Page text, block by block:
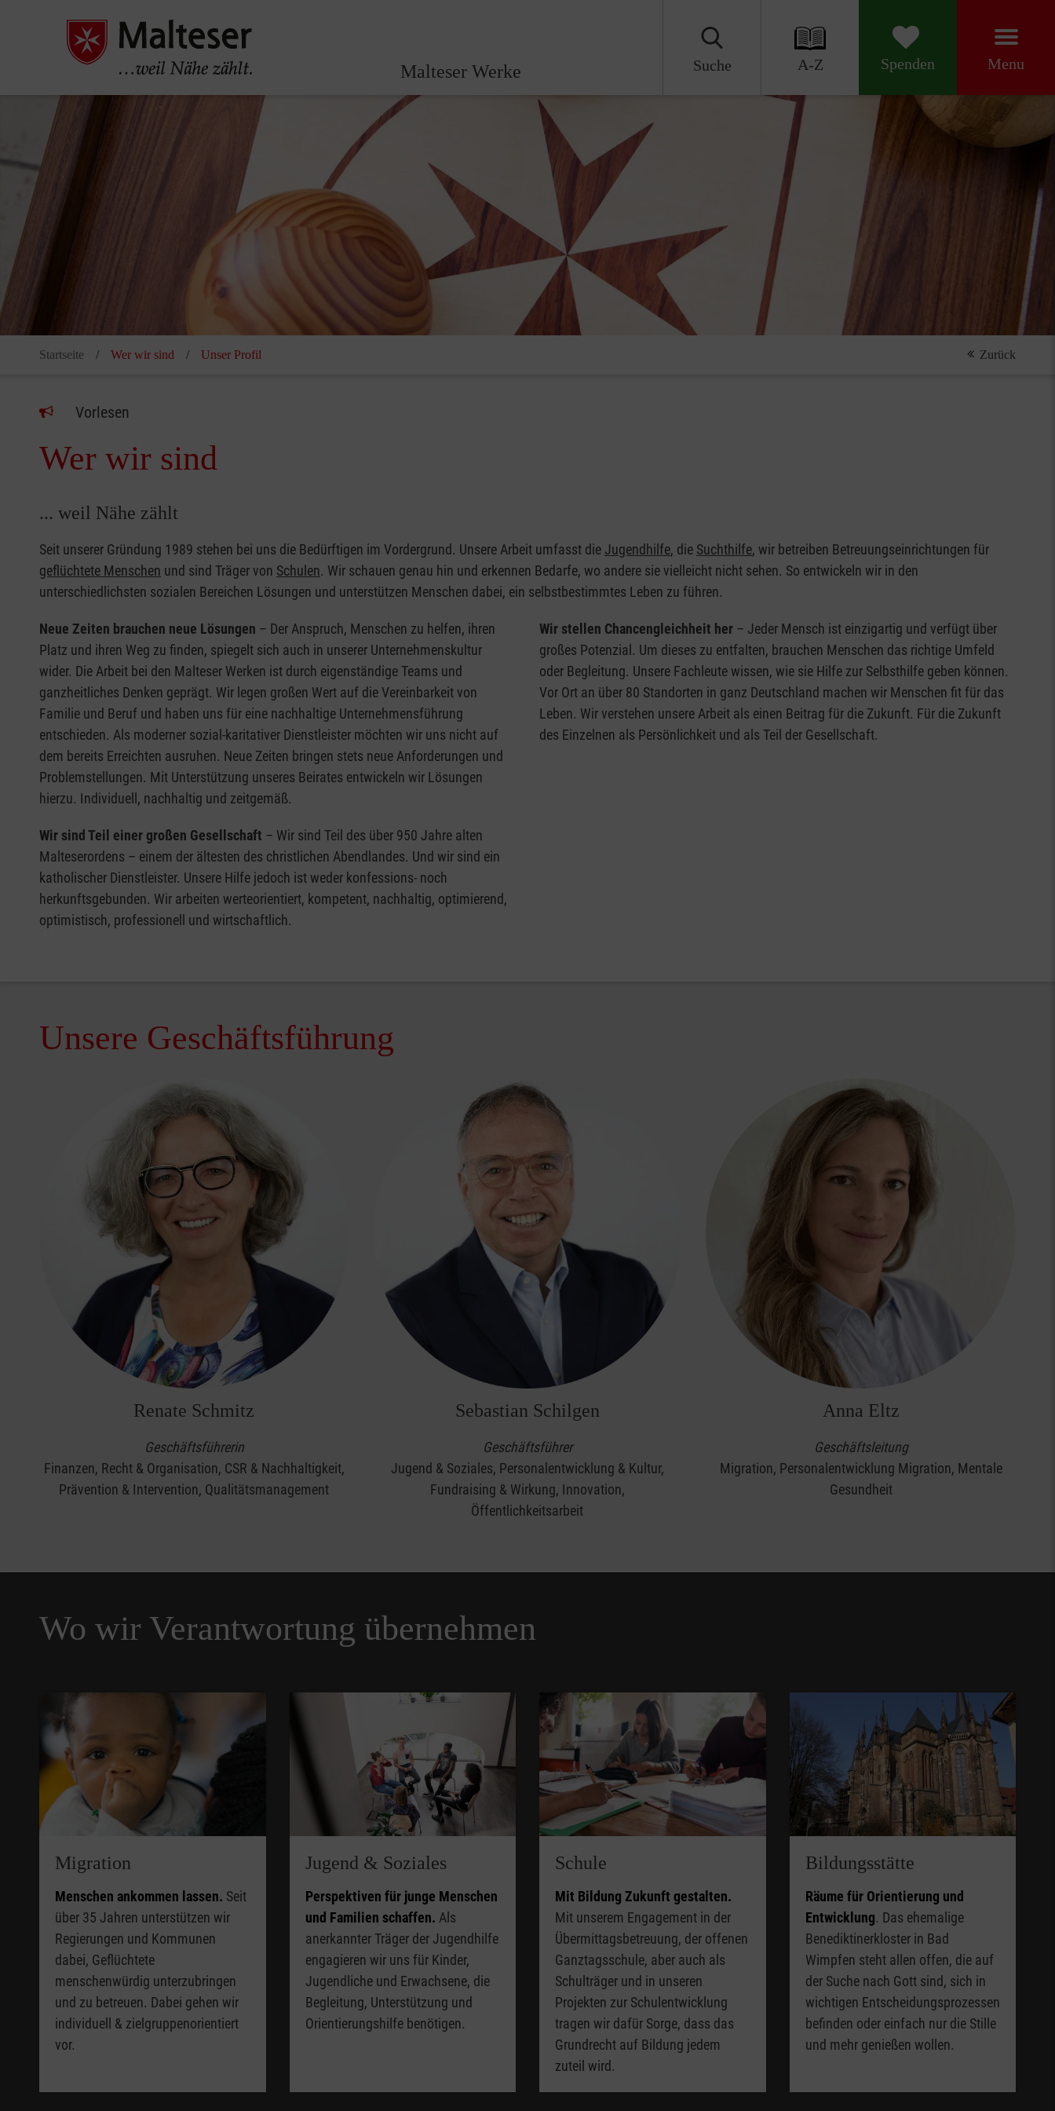
Malteser Werke Suche A-Z Spenden Menu
Startseite Wer wir sind Unser Profil Zurück
Vorlesen
Wer wir sind
... weil Nähe zählt
Seit unserer Gründung 1989 stehen bei uns die Bedürftigen im Vordergrund. Unsere Arbeit umfasst die Jugendhilfe, die Suchthilfe, wir betreiben Betreuungseinrichtungen für
geflüchtete Menschen und sind Träger von Schulen. Wir schauen genau hin und erkennen Bedarfe, wo andere sie vielleicht nicht sehen. So entwickeln wir in den
unterschiedlichsten sozialen Bereichen Lösungen und unterstützen Menschen dabei, ein selbstbestimmtes Leben zu führen.
Neue Zeiten brauchen neue Lösungen – Der Anspruch, Menschen zu helfen, ihren
Platz und ihren Weg zu finden, spiegelt sich auch in unserer Unternehmenskultur
wider. Die Arbeit bei den Malteser Werken ist durch eigenständige Teams und
ganzheitliches Denken geprägt. Wir legen großen Wert auf die Vereinbarkeit von
Familie und Beruf und haben uns für eine nachhaltige Unternehmensführung
entschieden. Als moderner sozial-karitativer Dienstleister möchten wir uns nicht auf
dem bereits Erreichten ausruhen. Neue Zeiten bringen stets neue Anforderungen und
Problemstellungen. Mit Unterstützung unseres Beirates entwickeln wir Lösungen
hierzu. Individuell, nachhaltig und zeitgemäß.
Wir sind Teil einer großen Gesellschaft – Wir sind Teil des über 950 Jahre alten
Malteserordens – einem der ältesten des christlichen Abendlandes. Und wir sind ein
katholischer Dienstleister. Unsere Hilfe jedoch ist weder konfessions- noch
herkunftsgebunden. Wir arbeiten werteorientiert, kompetent, nachhaltig, optimierend,
optimistisch, professionell und wirtschaftlich.
Wir stellen Chancengleichheit her – Jeder Mensch ist einzigartig und verfügt über
großes Potenzial. Um dieses zu entfalten, brauchen Menschen das richtige Umfeld
oder Begleitung. Unsere Fachleute wissen, wie sie Hilfe zur Selbsthilfe geben können.
Vor Ort an über 80 Standorten in ganz Deutschland machen wir Menschen fit für das
Leben. Wir verstehen unsere Arbeit als einen Beitrag für die Zukunft. Für die Zukunft
des Einzelnen als Persönlichkeit und als Teil der Gesellschaft.
Unsere Geschäftsführung
Renate Schmitz
Geschäftsführerin
Finanzen, Recht & Organisation, CSR & Nachhaltigkeit,
Prävention & Intervention, Qualitätsmanagement
Sebastian Schilgen
Geschäftsführer
Jugend & Soziales, Personalentwicklung & Kultur,
Fundraising & Wirkung, Innovation,
Öffentlichkeitsarbeit
Anna Eltz
Geschäftsleitung
Migration, Personalentwicklung Migration, Mentale
Gesundheit
Wo wir Verantwortung übernehmen
Migration
Menschen ankommen lassen. Seit
über 35 Jahren unterstützen wir
Regierungen und Kommunen
dabei, Geflüchtete
menschenwürdig unterzubringen
und zu betreuen. Dabei gehen wir
individuell & zielgruppenorientiert
vor.
Jugend & Soziales
Perspektiven für junge Menschen
und Familien schaffen. Als
anerkannter Träger der Jugendhilfe
engagieren wir uns für Kinder,
Jugendliche und Erwachsene, die
Begleitung, Unterstützung und
Orientierungshilfe benötigen.
Schule
Mit Bildung Zukunft gestalten.
Mit unserem Engagement in der
Übermittagsbetreuung, der offenen
Ganztagsschule, aber auch als
Schulträger und in unseren
Projekten zur Schulentwicklung
tragen wir dafür Sorge, dass das
Grundrecht auf Bildung jedem
zuteil wird.
Bildungsstätte
Räume für Orientierung und
Entwicklung. Das ehemalige
Benediktinerkloster in Bad
Wimpfen steht allen offen, die auf
der Suche nach Gott sind, sich in
wichtigen Entscheidungsprozessen
befinden oder einfach nur die Stille
und mehr genießen wollen.